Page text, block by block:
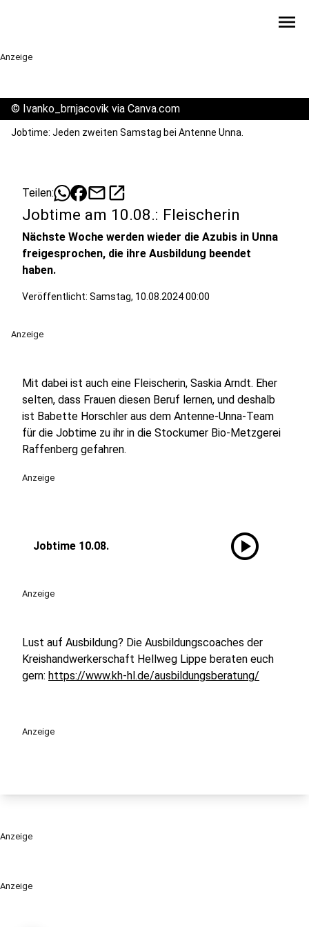
menu
Anzeige
Anzeige
© Ivanko_brnjacovik via Canva.com
Jobtime: Jeden zweiten Samstag bei Antenne Unna.
Teilen: mailopen_in_new
Jobtime am 10.08.: Fleischerin
Nächste Woche werden wieder die Azubis in Unna
freigesprochen, die ihre Ausbildung beendet
haben.
Veröffentlicht: Samstag, 10.08.2024 00:00
Anzeige
Mit dabei ist auch eine Fleischerin, Saskia Arndt. Eher
selten, dass Frauen diesen Beruf lernen, und deshalb
ist Babette Horschler aus dem Antenne-Unna-Team
für die Jobtime zu ihr in die Stockumer Bio-Metzgerei
Raffenberg gefahren.
Anzeige
Jobtime 10.08. play_circle
Anzeige
Lust auf Ausbildung? Die Ausbildungscoaches der
Kreishandwerkerschaft Hellweg Lippe beraten euch
gern: https://www.kh-hl.de/ausbildungsberatung/
Anzeige
Anzeige